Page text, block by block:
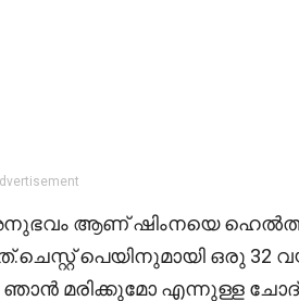
അനുഭവം ആണ് ഷിംനയെ
പെയിനുമായി ഒരു
മരിക്കുമോ എന്നുള്ള